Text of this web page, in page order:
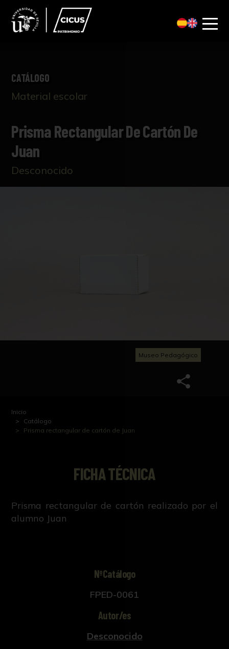
CATÁLOGO
Material escolar
Prisma Rectangular De Cartón De
Juan
Desconocido
Museo Pedagógico
Inicio
Catálogo
Prisma rectangular de cartón de Juan
FICHA TÉCNICA
Prisma rectangular de cartón realizado por el
alumno Juan
NºCatálogo
FPED-0061
Autor/es
Desconocido